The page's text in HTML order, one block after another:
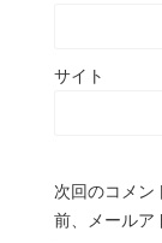
サイト
次回のコメン
前、メールア